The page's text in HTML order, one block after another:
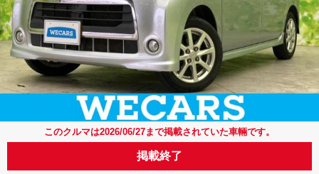
このクルマは2026/06/27まで掲載されていた車輛です。
掲載終了